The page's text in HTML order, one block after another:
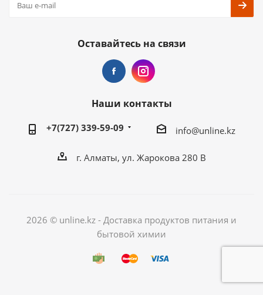
Оставайтесь на связи
Наши контакты
+7(727) 339-59-09 info@unline.kz
г. Алматы, ул. Жарокова 280 В
2026 © unline.kz - Доставка продуктов питания и
бытовой химии